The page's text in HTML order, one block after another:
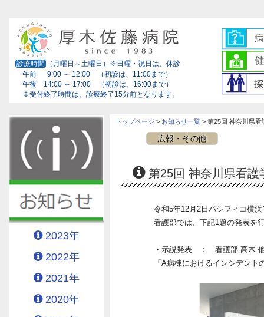
診療時間
（月曜日～土曜日）※日曜・祝日は、休診
午前 9:00 ～ 12:00 （初診は、11:00まで）
午後 14:00 ～ 17:00 （初診は、16:00まで）
※受付終了時間は、診療終了15分前となります。
2023年
2022年
2021年
2020年
トップページ > お知らせ一覧 > 第25回 神奈川県
広報・その他
第25回 神奈川県看
令和5年12月2日パシフィコ横
看護部では、下記1題の発表を
・示説発表 ： 看護部 高木
「A病棟におけるインシデント